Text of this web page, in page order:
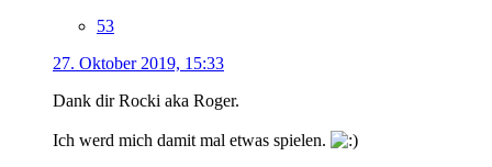
53
27. Oktober 2019, 15:33
Dank dir Rocki aka Roger.
Ich werd mich damit mal etwas spielen.